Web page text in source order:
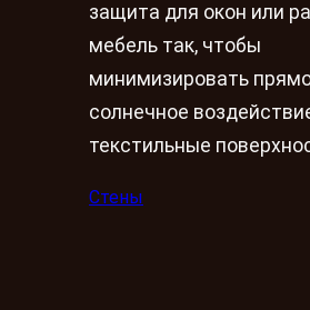
защита для окон или
мебель так, чтобы
минимизировать
солнечное
текстильные
Стены